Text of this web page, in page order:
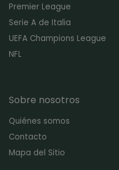
Premier League
Serie A de Italia
UEFA Champions League
NFL
Sobre nosotros
Quiénes somos
Contacto
Mapa del Sitio